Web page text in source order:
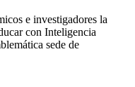
e investigadores la
con Inteligencia
sede de